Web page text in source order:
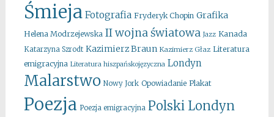
Śmieja Fotografia Fryderyk Chopin Grafika
Helena Modrzejewska II wojna światowa Jazz Kanada
Katarzyna Szrodt Kazimierz Braun Kazimierz Głaz Literatura
emigracyjna Literatura hiszpańskojęzyczna Londyn
Malarstwo Nowy Jork Opowiadanie Plakat
Poezja Poezja emigracyjna Polski Londyn